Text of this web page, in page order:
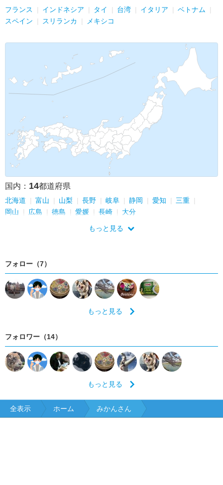
フランス インドネシア タイ 台湾 イタリア
ベトナム
スペイン
スリランカ メキシコ
国内： 14都道府県
北海道 富山 山梨 長野 岐阜 静岡 愛知
三重
岡山
広島 徳島 愛媛 長崎 大分
もっと見る
フォロー（7）
もっと見る
フォロワー（14）
もっと見る
全表示 ホーム みかんさん